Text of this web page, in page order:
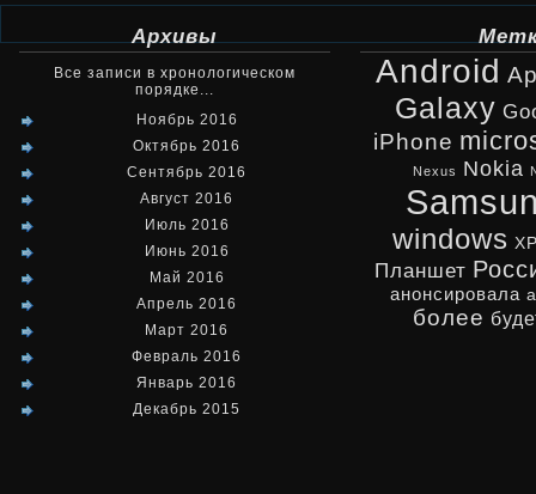
Архивы
Все записи в хронологическом
порядке...
Ноябрь 2016
Октябрь 2016
Сентябрь 2016
Август 2016
Июль 2016
Июнь 2016
Май 2016
Апрель 2016
Март 2016
Февраль 2016
Январь 2016
Декабрь 2015
Android
Galaxy
iPhone
Nexus Nokia
windows
Планшет
анонсировала
более